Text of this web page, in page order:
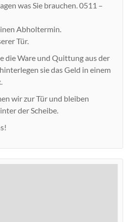
was Sie brauchen. 0511 –
Abholtermin.
Tür.
die Ware und Quittung aus der
sie das Geld in einem
wir zur Tür und bleiben
der Scheibe.